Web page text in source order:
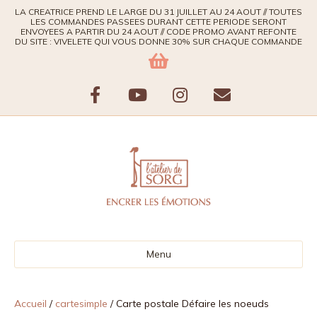
LA CREATRICE PREND LE LARGE DU 31 JUILLET AU 24 AOUT // TOUTES
LES COMMANDES PASSEES DURANT CETTE PERIODE SERONT
ENVOYEES A PARTIR DU 24 AOUT // CODE PROMO AVANT REFONTE
DU SITE : VIVELETE QUI VOUS DONNE 30% SUR CHAQUE COMMANDE
F
o
o
Y
u
t
b
e
I
s
t
g
r
E
Menu
Accueil / cartesimple / Carte postale Défaire les noeuds